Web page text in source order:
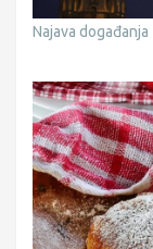
Najava